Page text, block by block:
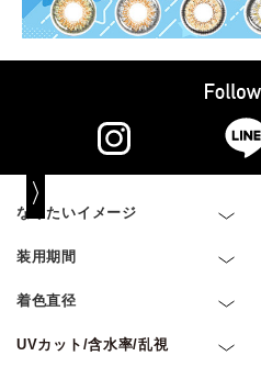
なりたいイメージ
装用期間
着色直径
UVカット/含水率/乱視